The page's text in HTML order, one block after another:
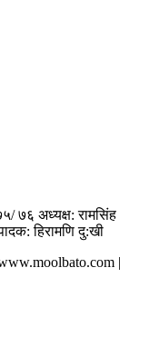
७६ अध्यक्ष: रामसिंह
हिरामणि दु:खी
|